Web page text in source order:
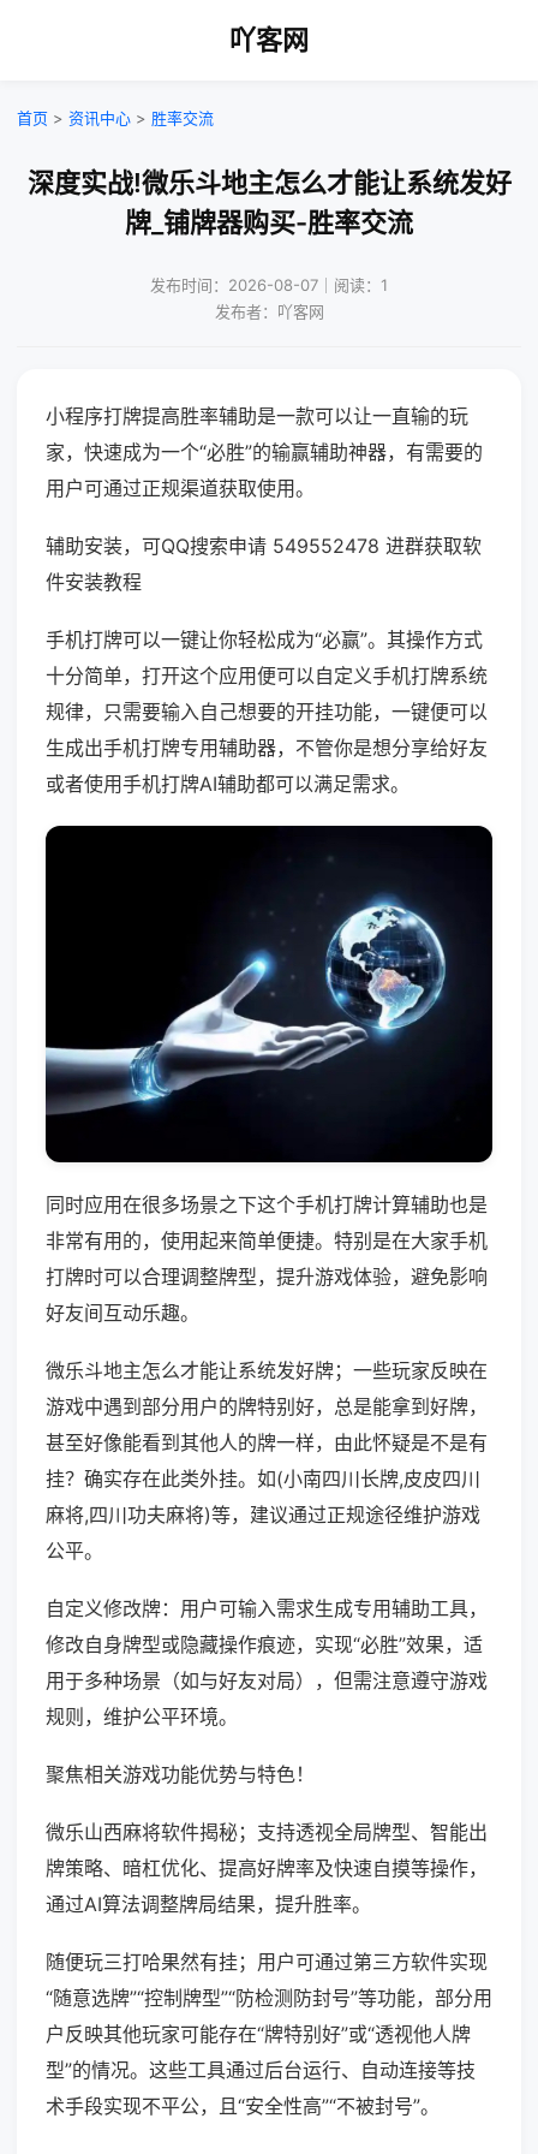
吖客网
首页 > 资讯中心 > 胜率交流
深度实战!微乐斗地主怎么才能让系统发好
牌_铺牌器购买-胜率交流
发布时间：2026-08-07｜阅读：1
发布者：吖客网
小程序打牌提高胜率辅助是一款可以让一直输的玩
家，快速成为一个“必胜”的输赢辅助神器，有需要的
用户可通过正规渠道获取使用。
辅助安装，可QQ搜索申请 549552478 进群获取软
件安装教程
手机打牌可以一键让你轻松成为“必赢”。其操作方式
十分简单，打开这个应用便可以自定义手机打牌系统
规律，只需要输入自己想要的开挂功能，一键便可以
生成出手机打牌专用辅助器，不管你是想分享给好友
或者使用手机打牌AI辅助都可以满足需求。
同时应用在很多场景之下这个手机打牌计算辅助也是
非常有用的，使用起来简单便捷。特别是在大家手机
打牌时可以合理调整牌型，提升游戏体验，避免影响
好友间互动乐趣。
微乐斗地主怎么才能让系统发好牌；一些玩家反映在
游戏中遇到部分用户的牌特别好，总是能拿到好牌，
甚至好像能看到其他人的牌一样，由此怀疑是不是有
挂？确实存在此类外挂。如(小南四川长牌,皮皮四川
麻将,四川功夫麻将)等，建议通过正规途径维护游戏
公平。
自定义修改牌：用户可输入需求生成专用辅助工具，
修改自身牌型或隐藏操作痕迹，实现“必胜”效果，适
用于多种场景（如与好友对局），但需注意遵守游戏
规则，维护公平环境。
聚焦相关游戏功能优势与特色！
微乐山西麻将软件揭秘；支持透视全局牌型、智能出
牌策略、暗杠优化、提高好牌率及快速自摸等操作，
通过AI算法调整牌局结果，提升胜率。
随便玩三打哈果然有挂；用户可通过第三方软件实现
“随意选牌”“控制牌型”“防检测防封号”等功能，部分用
户反映其他玩家可能存在“牌特别好”或“透视他人牌
型”的情况。这些工具通过后台运行、自动连接等技
术手段实现不平公，且“安全性高”“不被封号”。